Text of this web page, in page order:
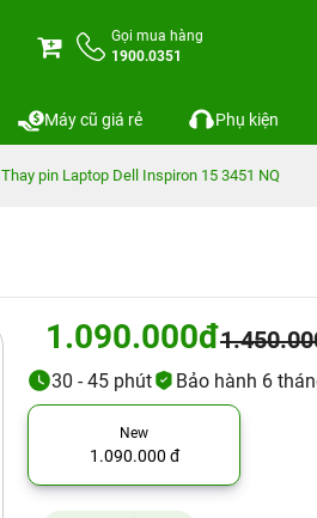
Gọi mua hàng
1900.0351
Máy cũ giá rẻ Phụ kiện
Thay pin Laptop Dell Inspiron 15 3451 NQ
1.090.000đ
30 - 45 phút Bảo hành 6
New
1.090.000 đ